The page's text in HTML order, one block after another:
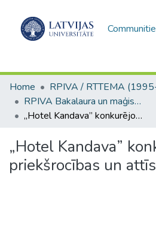
Home
RPIVA Bakalaura un maģistra darbi / RTTEMA Bachelor's and Master's theses (1995-2017)
„Hotel Kandava” konkurējošās priekšrocības un attīstības iespējas
„Hotel Kandava”
priekšrocības un